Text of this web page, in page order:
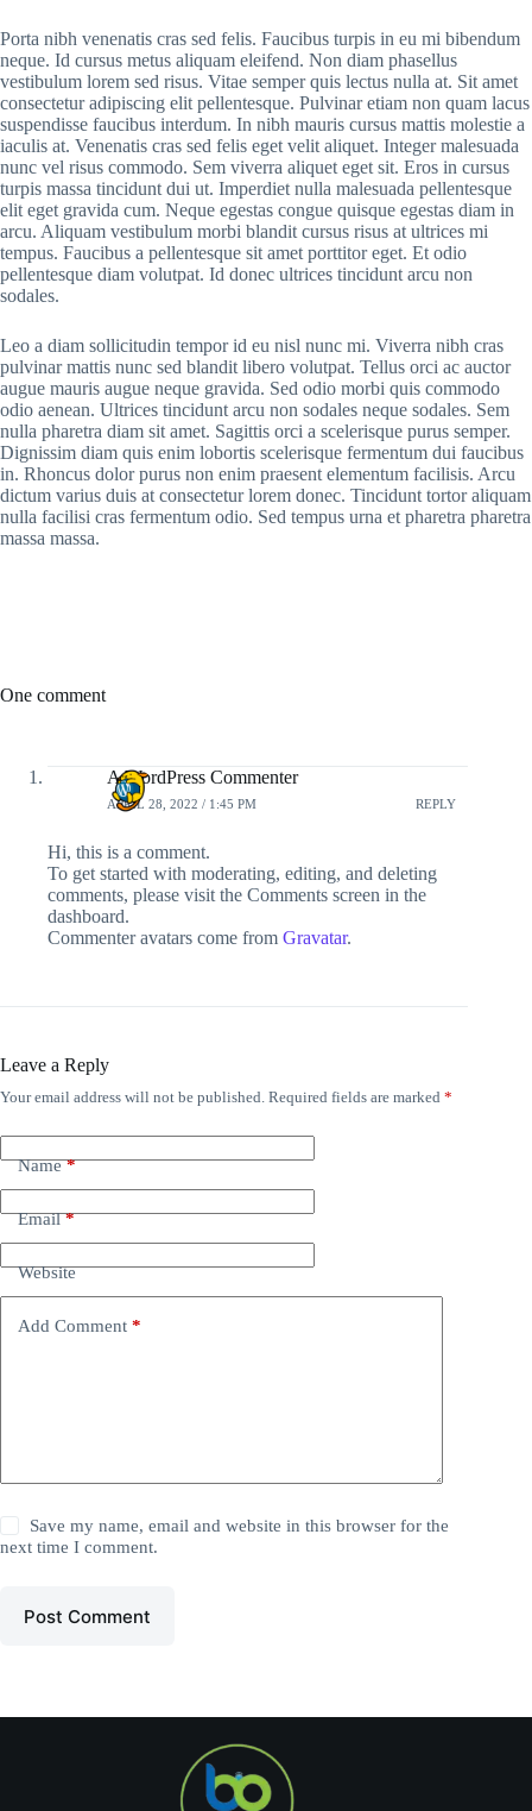
Porta nibh venenatis cras sed felis. Faucibus turpis in eu mi bibendum
neque. Id cursus metus aliquam eleifend. Non diam phasellus
vestibulum lorem sed risus. Vitae semper quis lectus nulla at. Sit amet
consectetur adipiscing elit pellentesque. Pulvinar etiam non quam lacus
suspendisse faucibus interdum. In nibh mauris cursus mattis molestie a
iaculis at. Venenatis cras sed felis eget velit aliquet. Integer malesuada
nunc vel risus commodo. Sem viverra aliquet eget sit. Eros in cursus
turpis massa tincidunt dui ut. Imperdiet nulla malesuada pellentesque
elit eget gravida cum. Neque egestas congue quisque egestas diam in
arcu. Aliquam vestibulum morbi blandit cursus risus at ultrices mi
tempus. Faucibus a pellentesque sit amet porttitor eget. Et odio
pellentesque diam volutpat. Id donec ultrices tincidunt arcu non
sodales.
Leo a diam sollicitudin tempor id eu nisl nunc mi. Viverra nibh cras
pulvinar mattis nunc sed blandit libero volutpat. Tellus orci ac auctor
augue mauris augue neque gravida. Sed odio morbi quis commodo
odio aenean. Ultrices tincidunt arcu non sodales neque sodales. Sem
nulla pharetra diam sit amet. Sagittis orci a scelerisque purus semper.
Dignissim diam quis enim lobortis scelerisque fermentum dui faucibus
in. Rhoncus dolor purus non enim praesent elementum facilisis. Arcu
dictum varius duis at consectetur lorem donec. Tincidunt tortor aliquam
nulla facilisi cras fermentum odio. Sed tempus urna et pharetra pharetra
massa massa.
One comment
A WordPress Commenter
APRIL 28, 2022 / 1:45 PM REPLY
Hi, this is a comment.
To get started with moderating, editing, and deleting
comments, please visit the Comments screen in the
dashboard.
Commenter avatars come from Gravatar.
Leave a Reply
Your email address will not be published. Required fields are marked *
Name*
Email*
Website
Add Comment *
Save my name, email and website in this browser for the
next time I comment.
Post Comment